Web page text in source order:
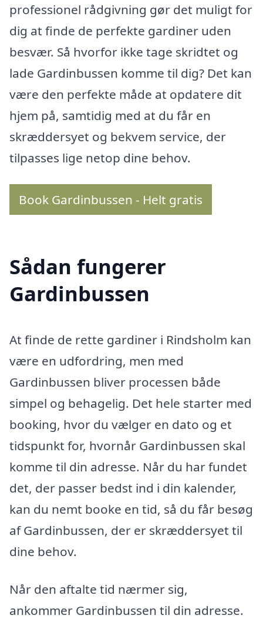
professionel rådgivning gør det muligt for
dig at finde de perfekte gardiner uden
besvær. Så hvorfor ikke tage skridtet og
lade Gardinbussen komme til dig? Det kan
være den perfekte måde at opdatere dit
hjem på, samtidig med at du får en
skræddersyet og bekvem service, der
tilpasses lige netop dine behov.
Book Gardinbussen - Helt gratis
Sådan fungerer
Gardinbussen
At finde de rette gardiner i Rindsholm kan
være en udfordring, men med
Gardinbussen bliver processen både
simpel og behagelig. Det hele starter med
booking, hvor du vælger en dato og et
tidspunkt for, hvornår Gardinbussen skal
komme til din adresse. Når du har fundet
det, der passer bedst ind i din kalender,
kan du nemt booke en tid, så du får besøg
af Gardinbussen, der er skræddersyet til
dine behov.
Når den aftalte tid nærmer sig,
ankommer Gardinbussen til din adresse.